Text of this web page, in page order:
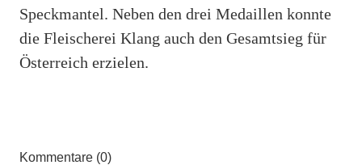
Speckmantel. Neben den drei Medaillen konnte
die Fleischerei Klang auch den Gesamtsieg für
Österreich erzielen.
Kommentare (0)